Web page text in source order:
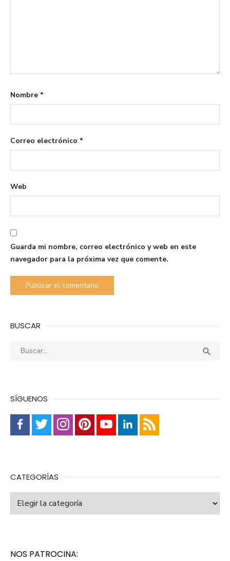
Nombre *
Correo electrónico *
Web
Guarda mi nombre, correo electrónico y web en este
navegador para la próxima vez que comente.
BUSCAR
Buscar: 
SÍGUENOS
CATEGORÍAS
Categorías
NOS PATROCINA: